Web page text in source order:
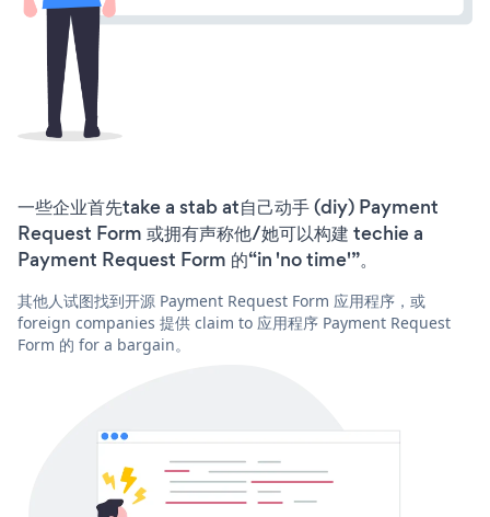
一些企业首先take a stab at自己动手 (diy) Payment
Request Form 或拥有声称他/她可以构建 techie a
Payment Request Form 的“in 'no time'”。
其他人试图找到开源 Payment Request Form 应用程序，或
foreign companies 提供 claim to 应用程序 Payment Request
Form 的 for a bargain。